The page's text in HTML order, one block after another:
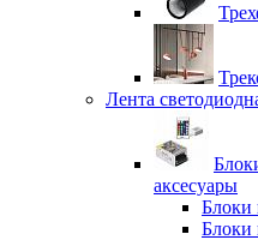
Лента
аксесуары
Блоки
Блоки